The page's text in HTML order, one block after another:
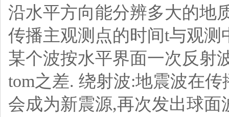
沿水平方向能分辨多大的地
传播主观测点的时间t与观
某个波按水平界面一次反射
tom之差. 绕射波:地震波在
会成为新震源,再次发出球